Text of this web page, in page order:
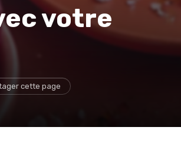
votre
cette page